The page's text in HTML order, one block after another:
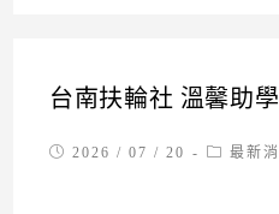
台南扶輪社 溫馨助
Post2026 / 07 / 20
Post最新